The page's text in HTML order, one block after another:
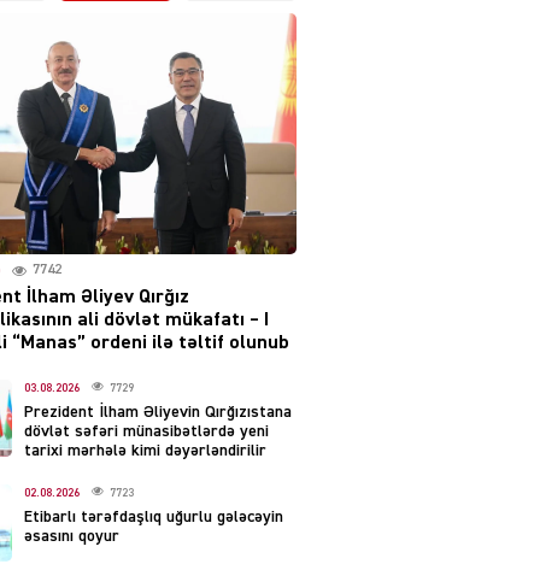
layihəsi ilə bağlı AÇIQLAMA
04.08.2026
Müharibə Rusiyanın belini
bükür
04.08.2026 3997
Ekranlardan uzaq qalan
məşhur aktrisanın yeni
çıxdı
04.08.2026 2161
Hüseyn Həsənov haqqında
həbs qərarı verildi –
Milyonluq əmlakı müsadirə
7742
İlham Əliyev Qırğız
ali dövlət mükafatı – I
“Manas” ordeni ilə təltif olunub
03.08.2026 7729
Prezident İlham Əliyevin Qırğızıstana
dövlət səfəri münasibətlərdə yeni
tarixi mərhələ kimi dəyərləndirilir
02.08.2026 7723
Etibarlı tərəfdaşlıq uğurlu gələcəyin
əsasını qoyur